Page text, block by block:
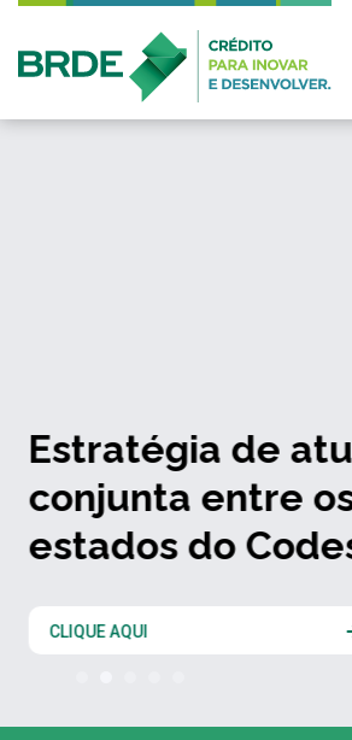
Estratégia de
conjunta entre
estados do
CLIQUE AQUI